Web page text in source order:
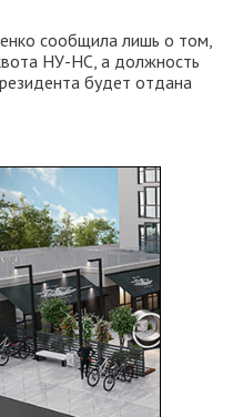
сообщила лишь о том,
НУ-НС, а должность
будет отдана